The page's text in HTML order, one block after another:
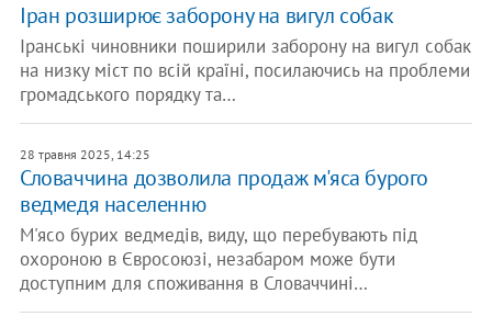
Іран розширює заборону на вигул собак
Іранські чиновники поширили заборону на вигул собак
на низку міст по всій країні, посилаючись на проблеми
громадського порядку та…
28 травня 2025, 14:25
Словаччина дозволила продаж м'яса бурого
ведмедя населенню
М'ясо бурих ведмедів, виду, що перебувають під
охороною в Євросоюзі, незабаром може бути
доступним для споживання в Словаччині…